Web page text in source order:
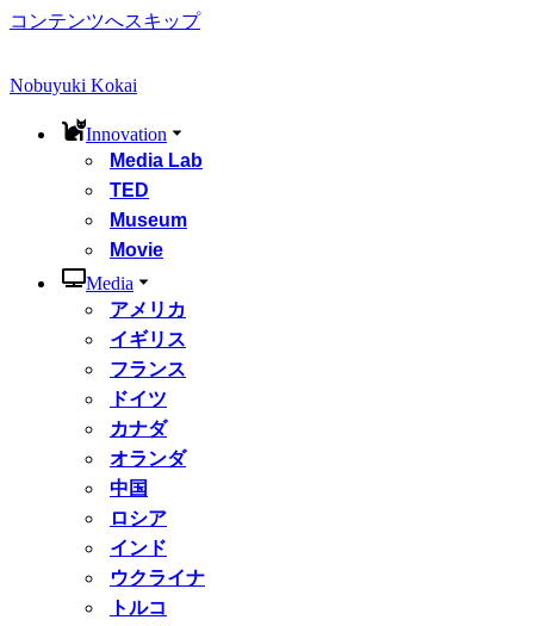
コンテンツへスキップ
Nobuyuki Kokai
Innovation
Media Lab
TED
Museum
Movie
Media
アメリカ
イギリス
フランス
ドイツ
カナダ
オランダ
中国
ロシア
インド
ウクライナ
トルコ